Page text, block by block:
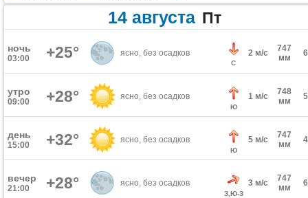
14 августа Пт
ночь
03:00 +25° ясно, без осадков
С
2 м/с
747
мм
утро
09:00 +28° ясно, без осадков
Ю
1 м/с
748
мм
день
15:00 +32° ясно, без осадков
Ю
5 м/с
747
мм
вечер
21:00 +28° ясно, без осадков
З,Ю-З
3 м/с
747
мм